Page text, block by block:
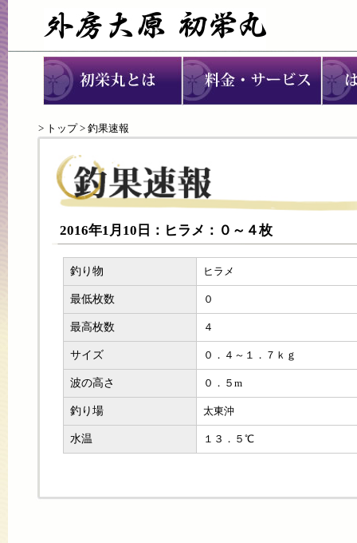
> トップ> 釣果速報
2016年1月10日：ヒラメ：０～４枚
釣り物 ヒラメ
最低枚数 ０
最高枚数 ４
サイズ ０．４～１．７ｋｇ
波の高さ ０．５m
釣り場 太東沖
水温 １３．５℃